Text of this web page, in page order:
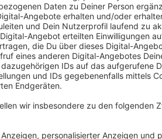
Veröffentlicht:Mittwoch, 02.02.2022 06:17
Anzeige
Das Wasser hat sich vom Keller bis
zerstört. Wann die Villa Wuppermann
NaturGut Ophoven. Allein hier
Euro. Teilweise sind die
Veranstaltungen stattfinden. Schwer